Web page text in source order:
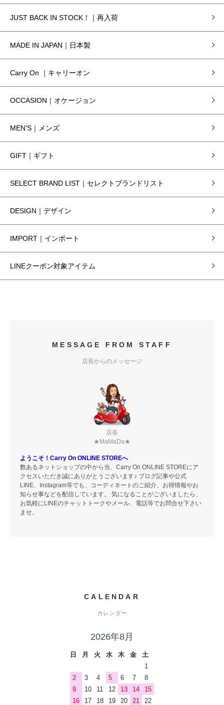
JUST BACK IN STOCK！｜再入荷
MADE IN JAPAN｜日本製
Carry On ｜キャリーオン
OCCASION｜オケージョン
MEN’S｜メンズ
GIFT｜ギフト
SELECT BRAND LIST｜セレクトブランドリスト
DESIGN｜デザイン
IMPORT｜インポート
LINEクーポン対象アイテム
MESSAGE FROM STAFF
店長からのメッセージ
店長
★MaMaDa★
ようこそ！Carry On ONLINE STOREへ
数あるネットショップの中から当、Carry On ONLINE STOREにア
クセスいただき誠にありがとうございます♪ ブログ記事や公式
LINE、Instagram等でも、コーディネートのご紹介、お得情報やお
知らせ事などを配信しています。 気になることがございましたら、
お気軽にLINEのチャットトークやメール、電話等でお問合せ下さい
ませ。
CALENDAR
カレンダー
2026年8月
日 月 火 水 木 金
土
1
2
3 4 5 6 7
8
9
10 11 12 13 14
15
16
17 18 19 20 21 22